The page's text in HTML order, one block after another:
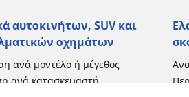
αυτοκινήτων, SUV και
οχημάτων
ανά μοντέλο ή μέγεθος
ανά κατασκευαστή